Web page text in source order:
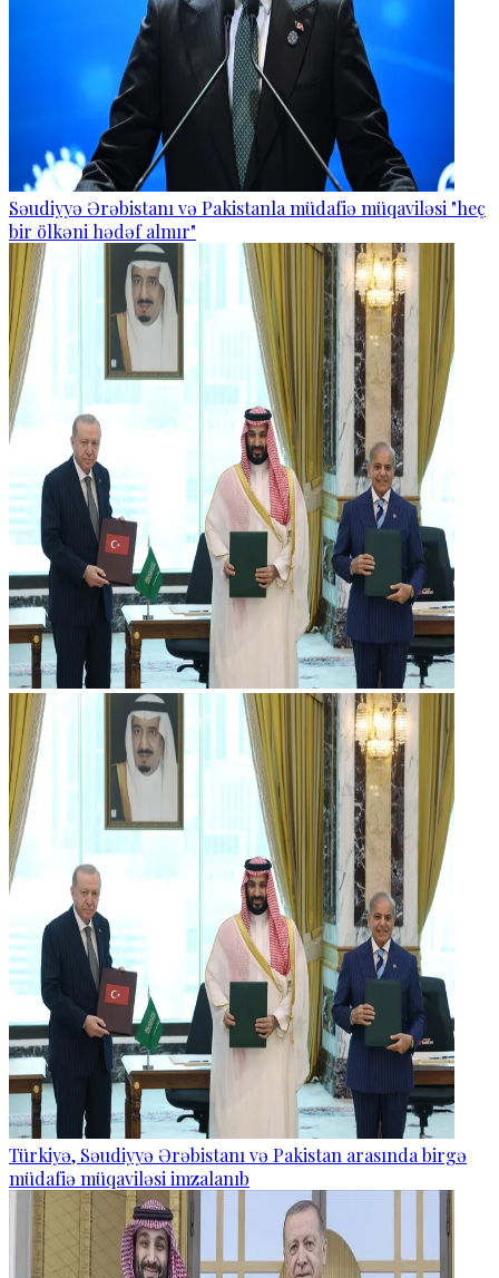
Səudiyyə Ərəbistanı və Pakistanla müdafiə müqaviləsi "heç
bir ölkəni hədəf almır"
Türkiyə, Səudiyyə Ərəbistanı və Pakistan arasında birgə
müdafiə müqaviləsi imzalanıb